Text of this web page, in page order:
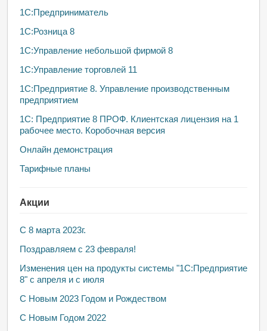
1С:Предприниматель
1С:Розница 8
1С:Управление небольшой фирмой 8
1С:Управление торговлей 11
1С:Предприятие 8. Управление производственным
предприятием
1С: Предприятие 8 ПРОФ. Клиентская лицензия на 1
рабочее место. Коробочная версия
Онлайн демонстрация
Тарифные планы
Акции
С 8 марта 2023г.
Поздравляем с 23 февраля!
Изменения цен на продукты системы "1С:Предприятие
8" с апреля и с июля
С Новым 2023 Годом и Рождеством
С Новым Годом 2022